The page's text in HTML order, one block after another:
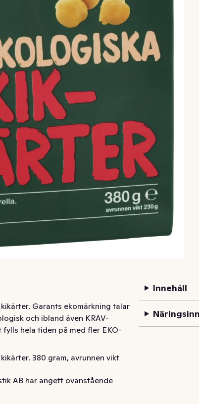
Garants ekomärkning talar
och ibland även KRAV-
fylls hela tiden på med fler EKO-
380 gram, avrunnen vikt
AB har angett ovanstående
Innehåll